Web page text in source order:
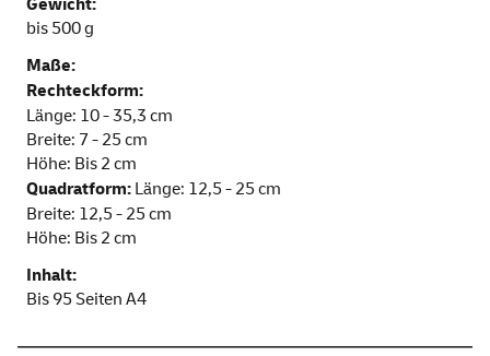
Gewicht:
bis 500 g
Maße:
Rechteckform:
Länge: 10 - 35,3 cm
Breite: 7 - 25 cm
Höhe: Bis 2 cm
Quadratform: Länge: 12,5 - 25 cm
Breite: 12,5 - 25 cm
Höhe: Bis 2 cm
Inhalt:
Bis 95 Seiten A4